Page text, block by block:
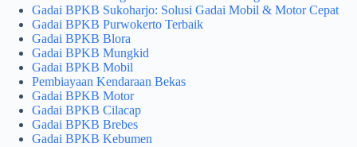
Gadai BPKB Sukoharjo: Solusi Gadai Mobil & Motor Cepat
Gadai BPKB Purwokerto Terbaik
Gadai BPKB Blora
Gadai BPKB Mungkid
Gadai BPKB Mobil
Pembiayaan Kendaraan Bekas
Gadai BPKB Motor
Gadai BPKB Cilacap
Gadai BPKB Brebes
Gadai BPKB Kebumen